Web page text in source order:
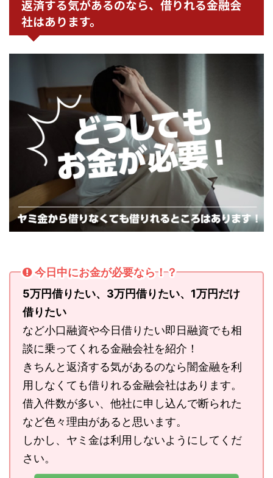
返済する気があるのなら、借りれる金融会
社はあります。
今日中にお金が必要なら！？
5万円借りたい、3万円借りたい、1万円だけ
借りたい
など小口融資や今日借りたい即日融資でも相
談に乗ってくれる金融会社を紹介！
きちんと返済する気があるのなら闇金融を利
用しなくても借りれる金融会社はあります。
借入件数が多い、他社に申し込んで断られた
など色々理由があると思います。
しかし、ヤミ金は利用しないようにしてくだ
さい。